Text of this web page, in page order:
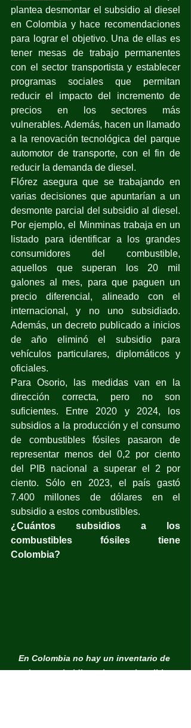
plantea desmontar el subsidio al diesel
en Colombia y hace recomendaciones
para lograr el objetivo. Una de ellas es
tener mesas de trabajo permanentes
con el sector transportista y establecer
programas sociales que permitan
reducir el impacto del incremento de
precios en los sectores más
vulnerables. Además, hacen un llamado
a la renovación tecnológica del parque
automotor de transporte, con el fin de
reducir la demanda de diesel.
Flórez asegura que se trabajando en
varias decisiones que apuntarían a un
desmonte parcial del subsidio al diesel.
Por ejemplo, el Minminas trabaja en un
listado para identificar a los grandes
consumidores del combustible,
aquellos que superan los 20 mil
galones al mes, para que paguen un
precio diferencial, alineado con el
internacional, y no uno subsidiado.
Además, un decreto publicado a inicios
de año eliminó el subsidio para
vehículos particulares, diplomáticos y
oficiales.
Para Osorio, las medidas van en la
dirección correcta, pero no son
suficientes. Entre 2020 y 2024, los
subsidios a la producción y el consumo
de combustibles fósiles pasaron de
representar menos del 0,2 por ciento
del PIB nacional a superar el 2 por
ciento. Sólo en 2023, el país gastó
7.400 millones de dólares en el
subsidio a estos combustibles.
¿Cuántos subsidios a los
combustibles fósiles tiene
Colombia?
En Colombia no hay un inventario de
cuántos subsidios a los combustibles